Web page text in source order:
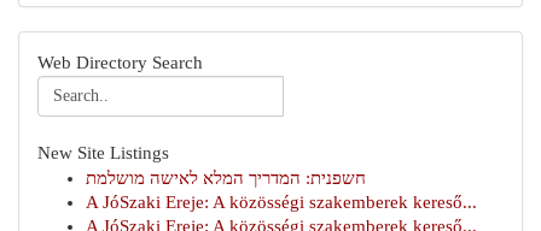
Web Directory Search
New Site Listings
חשפנית: המדריך המלא לאישה מושלמת
A JóSzaki Ereje: A közösségi szakemberek kereső...
A JóSzaki Ereje: A közösségi szakemberek kereső...